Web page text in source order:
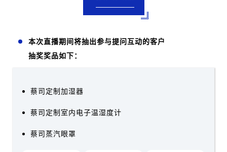
本次直播期间将抽出参与提问互动的客户
抽奖奖品如下：
蔡司定制加湿器
蔡司定制室内电子温湿度计
蔡司蒸汽眼罩